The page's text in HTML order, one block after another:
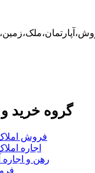
گروه خرید
فروش
اجاره
رهن و اجاره